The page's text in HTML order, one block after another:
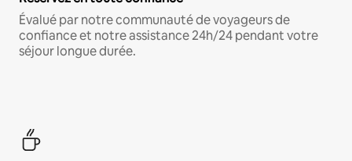
Évalué par notre communauté de voyageurs de
confiance et notre assistance 24h/24 pendant votre
séjour longue durée.